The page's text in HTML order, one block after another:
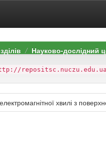
Науково-дослідний
repositsc.nuczu.edu.ua/
хвилі з